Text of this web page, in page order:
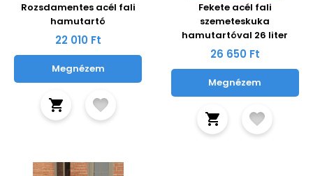
Rozsdamentes acél fali
hamutartó
22 010 Ft
Megnézem
Fekete acél fali
szemeteskuka
hamutartóval 26 liter
26 650 Ft
Megnézem